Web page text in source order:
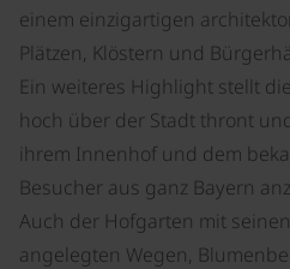
einem einzigartigen
Plätzen, Klöstern und
Ein weiteres Highlight stellt
hoch über der Stadt thront
ihrem Innenhof und dem
Besucher aus ganz Bayern
Auch der Hofgarten mit
angelegten Wegen,